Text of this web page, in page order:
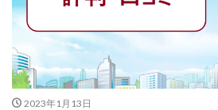
2023年1月13日